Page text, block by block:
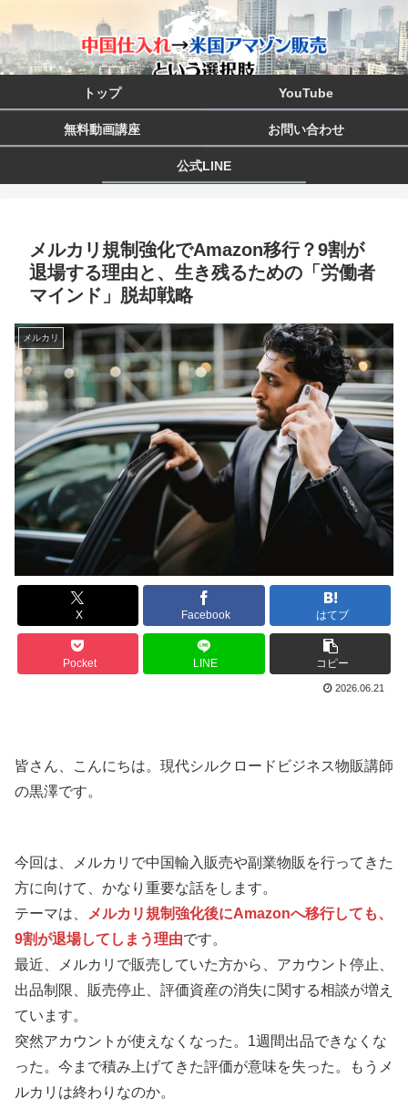
トップ YouTube
無料動画講座 お問い合わせ
公式LINE
メルカリ規制強化でAmazon移行？9割が
退場する理由と、生き残るための「労働者
マインド」脱却戦略
メルカリ
X Facebook はてブ
Pocket LINE コピー
2026.06.21
皆さん、こんにちは。現代シルクロードビジネス物販講師
の黒澤です。
今回は、メルカリで中国輸入販売や副業物販を行ってきた
方に向けて、かなり重要な話をします。
テーマは、
メルカリ規制強化後にAmazonへ移行しても、
9割が退場してしまう理由です。
最近、メルカリで販売していた方から、アカウント停止、
出品制限、販売停止、評価資産の消失に関する相談が増え
ています。
突然アカウントが使えなくなった。1週間出品できなくな
った。今まで積み上げてきた評価が意味を失った。もうメ
ルカリは終わりなのか。